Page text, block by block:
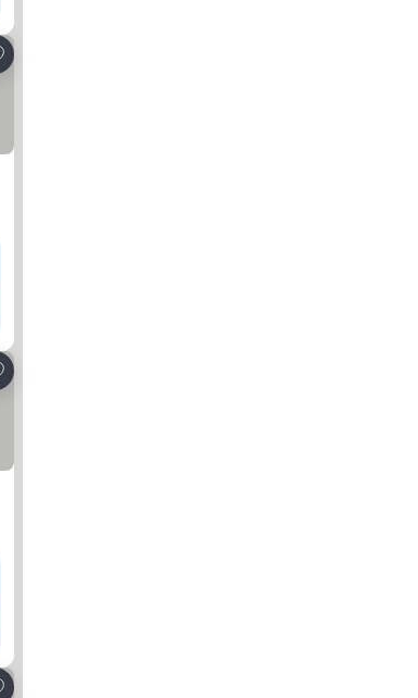
Favoriten hinzufügen
Favoriten hinzufügen
Favoriten hinzufügen